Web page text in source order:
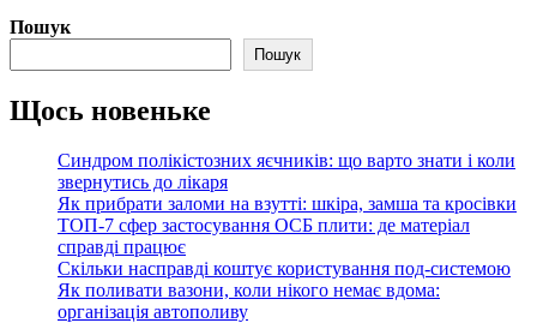
Пошук
Пошук
Щось новеньке
Синдром полікістозних яєчників: що варто знати і коли
звернутись до лікаря
Як прибрати заломи на взутті: шкіра, замша та кросівки
ТОП-7 сфер застосування ОСБ плити: де матеріал
справді працює
Скільки насправді коштує користування под-системою
Як поливати вазони, коли нікого немає вдома:
організація автополиву